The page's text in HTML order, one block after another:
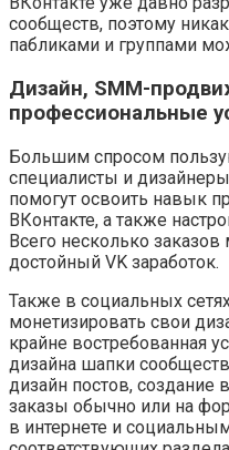
сообществ, поэтому
пабликами и группами
Дизайн, SMM-
профессиональные
Большим спросом
специалисты и
помогут освоить навык
ВКонтакте, а также
Всего несколько
достойный VK заработок.
Также в социальных
монетизировать свои
крайне востребованная
дизайна шапки
дизайн постов, создание
заказы обычно или на
в интернете и